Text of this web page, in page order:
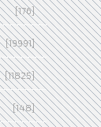
[176]
[19991]
[11825]
[148]